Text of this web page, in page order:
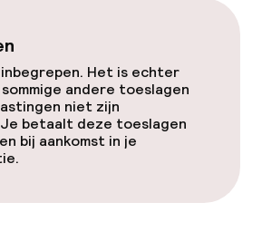
inbegrepen. Het is echter
andere toeslagen
niet zijn
betaalt deze toeslagen
bij aankomst in je